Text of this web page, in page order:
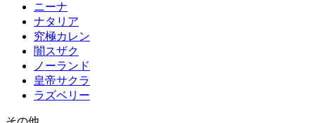
ニーナ
ナタリア
究極カレン
闇スザク
ノーランド
皇帝サクラ
ラズベリー